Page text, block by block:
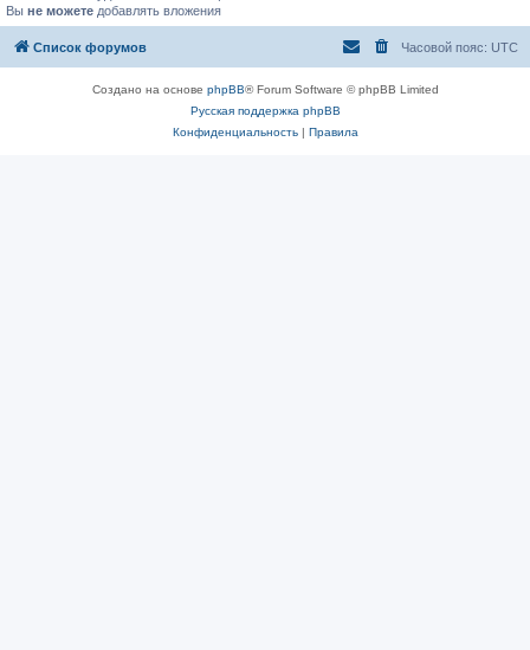
Вы не можете добавлять вложения
Список форумов Часовой пояс: UTC
Создано на основе phpBB® Forum Software © phpBB Limited
Русская поддержка phpBB
Конфиденциальность| Правила